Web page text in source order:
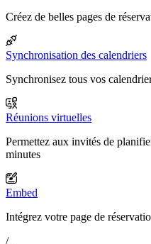
Créez de belles pages de
Synchronisation des calendriers
Synchronisez tous vos
Réunions virtuelles
Permettez aux invités de
minutes
Embed
Intégrez votre page de
/